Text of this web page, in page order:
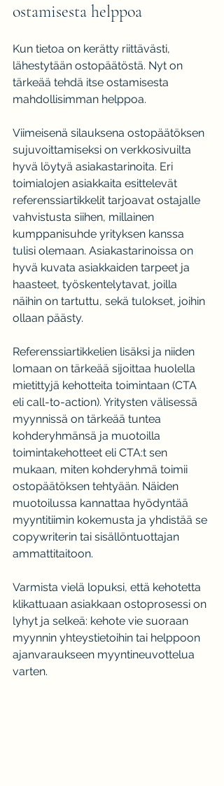
ostamisesta helppoa
Kun tietoa on kerätty riittävästi,
lähestytään ostopäätöstä. Nyt on
tärkeää tehdä itse ostamisesta
mahdollisimman helppoa.
Viimeisenä silauksena ostopäätöksen
sujuvoittamiseksi on verkkosivuilta
hyvä löytyä asiakastarinoita. Eri
toimialojen asiakkaita esittelevät
referenssiartikkelit tarjoavat ostajalle
vahvistusta siihen, millainen
kumppanisuhde yrityksen kanssa
tulisi olemaan. Asiakastarinoissa on
hyvä kuvata asiakkaiden tarpeet ja
haasteet, työskentelytavat, joilla
näihin on tartuttu, sekä tulokset, joihin
ollaan päästy.
Referenssiartikkelien lisäksi ja niiden
lomaan on tärkeää sijoittaa huolella
mietittyjä kehotteita toimintaan (CTA
eli call-to-action). Yritysten välisessä
myynnissä on tärkeää tuntea
kohderyhmänsä ja muotoilla
toimintakehotteet eli CTA:t sen
mukaan, miten kohderyhmä toimii
ostopäätöksen tehtyään. Näiden
muotoilussa kannattaa hyödyntää
myyntitiimin kokemusta ja yhdistää se
copywriterin tai sisällöntuottajan
ammattitaitoon.
Varmista vielä lopuksi, että kehotetta
klikattuaan asiakkaan ostoprosessi on
lyhyt ja selkeä: kehote vie suoraan
myynnin yhteystietoihin tai helppoon
ajanvaraukseen myyntineuvottelua
varten.